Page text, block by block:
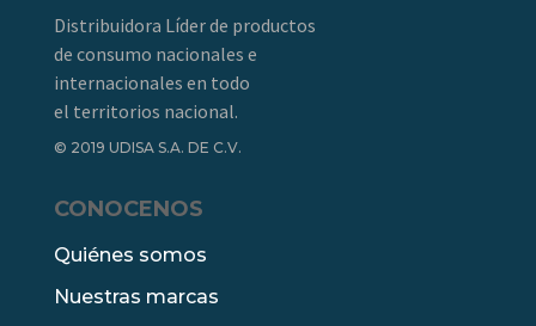
Distribuidora Líder de productos
de consumo nacionales e
internacionales en todo
el territorios nacional.
© 2019 UDISA S.A. DE C.V.
CONOCENOS
Quiénes somos
Nuestras marcas